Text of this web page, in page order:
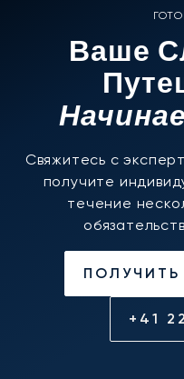
Ваше
Свяжитесь с
получите
течение
+41